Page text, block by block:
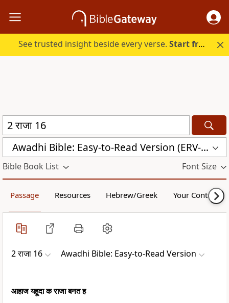
See trusted insight beside every verse.Start free.
Awadhi Bible: Easy-to-Read Version (ERV-AWA)
Bible Book List Font Size
Passage Resources Hebrew/Greek Your Content
2 राजा 16 Awadhi Bible: Easy-to-Read Version
आहाज यहूदा क राजा बनत ह